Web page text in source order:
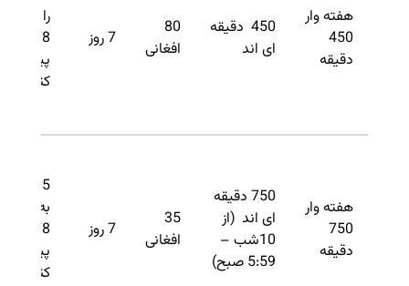
را به
3378
پیام
کنید.
7 روز
80
افغانی
450 دقیقه
ای اند
هفته وار
450
دقیقه
به
3378
پیام
کنید.
7 روز
35
افغانی
750 دقیقه
ای اند (از
10شب –
5:59 صبح)
هفته وار
750
دقیقه